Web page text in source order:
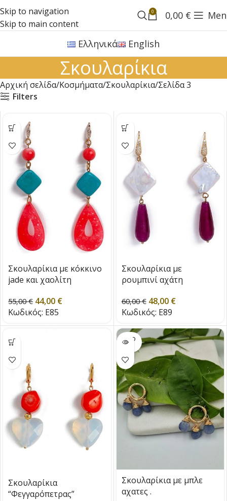
Skip to navigation
Skip to main content
0 0,00 €
Ελληνικά English
Σκουλαρίκια
Αρχική σελίδα Κοσμήματα Σκουλαρίκια Σελίδα 3
Filters
Σκουλαρίκια με κόκκινο
jade και χαολίτη
55,00€ 44,00 €
Κωδικός: E85
Σκουλαρίκια με
ρουμπινί αχάτη
60,00€ 48,00 €
Κωδικός: Ε89
Σκουλαρίκια
“Φεγγαρόπετρας”
SOLD
OUT
Σκουλαρίκια με μπλε
αχατες .